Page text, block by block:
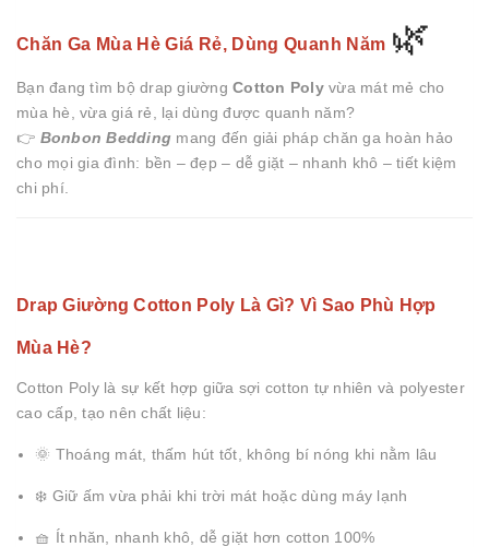
Chăn Ga Mùa Hè Giá Rẻ, Dùng Quanh Năm 🌿
Bạn đang tìm bộ drap giường Cotton Poly vừa mát mẻ cho
mùa hè, vừa giá rẻ, lại dùng được quanh năm?
👉 Bonbon Bedding mang đến giải pháp chăn ga hoàn hảo
cho mọi gia đình: bền – đẹp – dễ giặt – nhanh khô – tiết kiệm
chi phí.
Drap Giường Cotton Poly Là Gì? Vì Sao Phù Hợp
Mùa Hè?
Cotton Poly là sự kết hợp giữa sợi cotton tự nhiên và polyester
cao cấp, tạo nên chất liệu:
🌞 Thoáng mát, thấm hút tốt, không bí nóng khi nằm lâu
❄️ Giữ ấm vừa phải khi trời mát hoặc dùng máy lạnh
🧺 Ít nhăn, nhanh khô, dễ giặt hơn cotton 100%